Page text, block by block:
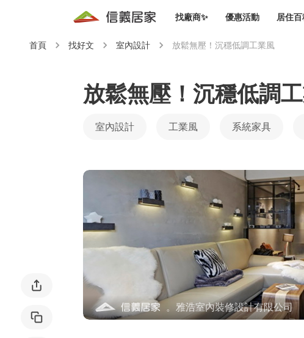
找廠商✨
設計裝潢
設計裝潢
優惠活動
居住服務免費諮詢
信義客戶優惠
信義成交客戶福利專區
居住
室內設計居家
搬家清運
清潔除蟲
清潔消毒冷氣
家居設備
長照設備系統
局部修繕
局部裝修
買屋 賣
首頁 找好文 室內設計 放鬆無壓！沉穩低調工業風
放鬆無壓！沉穩低調
室內設計 工業風 系統家具
。雅浩室內裝修設計有限公司